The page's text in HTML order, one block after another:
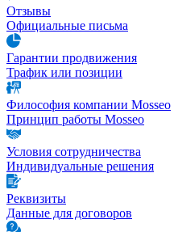
Отзывы
Официальные письма
Гарантии продвижения
Трафик или позиции
Философия компании Mosseo
Принцип работы Mosseo
Условия сотрудничества
Индивидуальные решения
Реквизиты
Данные для договоров